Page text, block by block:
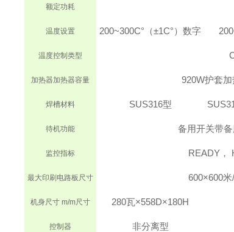
额定功耗
温度设置 200~300C°（±1C°） 数字
温度控制类型
加热器加热器容量 920W护套加
焊槽材料 SUS316型
待机功能 备用开关带
监控指标 READY，
最大印刷电路板尺寸 600×600米
机身尺寸 m/m尺寸 280瓦×558D×180H
控制器 非分离型